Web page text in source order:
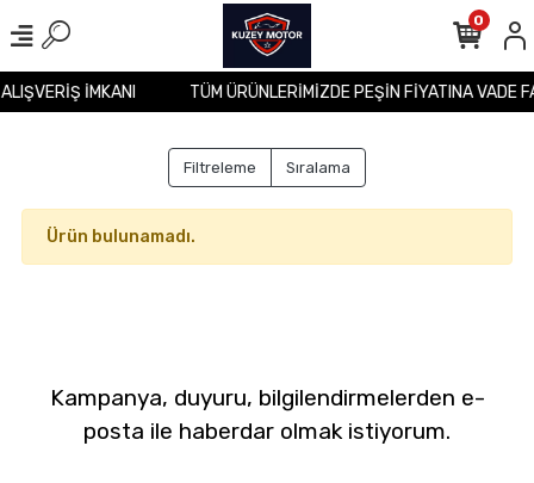
İMKANI TÜM ÜRÜNLERİMİZDE PEŞİN FİYATINA VADE
0
Filtreleme Sıralama
Ürün bulunamadı.
Kampanya, duyuru, bilgilendirmelerden e-
posta ile haberdar olmak istiyorum.